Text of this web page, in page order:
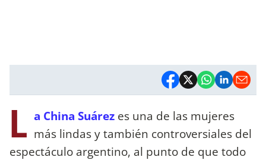
L a China Suárez es una de las mujeres
más lindas y también controversiales del
espectáculo argentino, al punto de que todo